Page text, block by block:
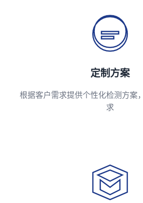
定制方案
根据客户需求提供个性化检测方案
求